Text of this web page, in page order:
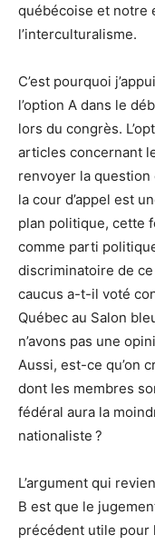
québécoise et notre
l’interculturalisme.
C’est pourquoi
l’option A dans le
lors du congrès.
articles concernant
renvoyer la
la cour d’appel est
plan politique, cette
comme parti
discriminatoire de
caucus a-t-il voté
Québec au Salon
n’avons pas une
Aussi, est-ce qu’on
dont les membres
fédéral aura la
nationaliste ?
L’argument qui
B est que le
précédent utile pour